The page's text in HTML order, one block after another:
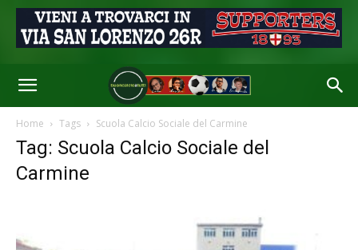
Home Tags Scuola Calcio Sociale del Carmine
Tag: Scuola Calcio Sociale del
Carmine